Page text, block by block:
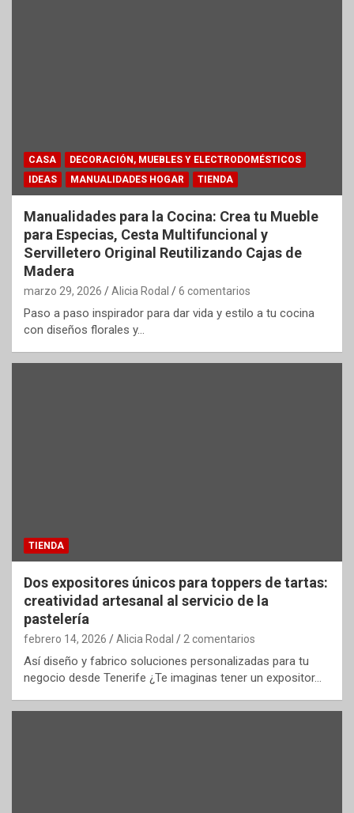
CASA
DECORACIÓN, MUEBLES Y ELECTRODOMÉSTICOS
IDEAS
MANUALIDADES HOGAR TIENDA
Manualidades para la Cocina: Crea tu Mueble
para Especias, Cesta Multifuncional y
Servilletero Original Reutilizando Cajas de
Madera
marzo 29, 2026 Alicia Rodal 6 comentarios
Paso a paso inspirador para dar vida y estilo a tu cocina
con diseños florales y…
TIENDA
Dos expositores únicos para toppers de tartas:
creatividad artesanal al servicio de la
pastelería
febrero 14, 2026 Alicia Rodal 2 comentarios
Así diseño y fabrico soluciones personalizadas para tu
negocio desde Tenerife ¿Te imaginas tener un expositor…